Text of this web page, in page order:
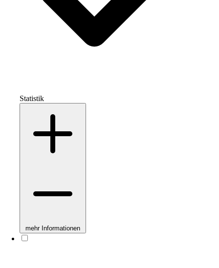
Statistik
mehr Informationen